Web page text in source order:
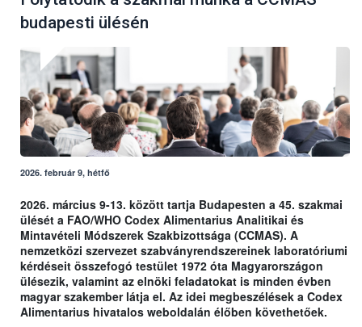
budapesti ülésén
2026. február 9, hétfő
2026. március 9-13. között tartja Budapesten a 45. szakmai
ülését a FAO/WHO Codex Alimentarius Analitikai és
Mintavételi Módszerek Szakbizottsága (CCMAS). A
nemzetközi szervezet szabványrendszereinek laboratóriumi
kérdéseit összefogó testület 1972 óta Magyarországon
ülésezik, valamint az elnöki feladatokat is minden évben
magyar szakember látja el. Az idei megbeszélések a Codex
Alimentarius hivatalos weboldalán élőben követhetőek.